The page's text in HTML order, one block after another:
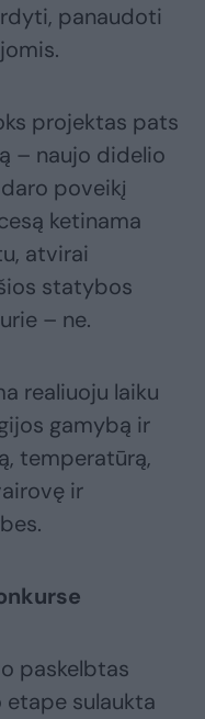
panaudoti
projektas pats
– naujo didelio
poveikį
ketinama
atvirai
statybos
– ne.
realiuoju laiku
gamybą ir
temperatūrą,
ir
paskelbtas
sulaukta